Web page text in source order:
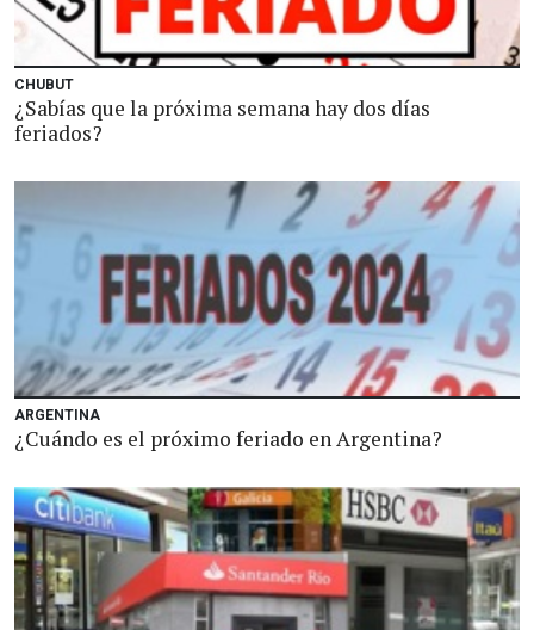
CHUBUT
¿Sabías que la próxima semana hay dos días
feriados?
ARGENTINA
¿Cuándo es el próximo feriado en Argentina?